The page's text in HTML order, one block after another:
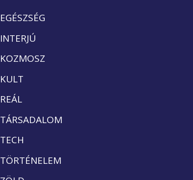
EGÉSZSÉG
INTERJÚ
KOZMOSZ
KULT
REÁL
TÁRSADALOM
TECH
TÖRTÉNELEM